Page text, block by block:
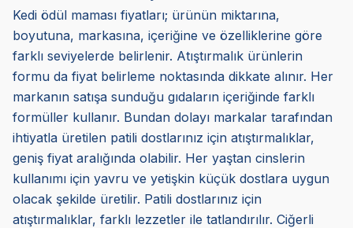
Kedi ödül maması fiyatları; ürünün miktarına,
boyutuna, markasına, içeriğine ve özelliklerine göre
farklı seviyelerde belirlenir. Atıştırmalık ürünlerin
formu da fiyat belirleme noktasında dikkate alınır. Her
markanın satışa sunduğu gıdaların içeriğinde farklı
formüller kullanır. Bundan dolayı markalar tarafından
ihtiyatla üretilen patili dostlarınız için atıştırmalıklar,
geniş fiyat aralığında olabilir. Her yaştan cinslerin
kullanımı için yavru ve yetişkin küçük dostlara uygun
olacak şekilde üretilir. Patili dostlarınız için
atıştırmalıklar, farklı lezzetler ile tatlandırılır. Ciğerli